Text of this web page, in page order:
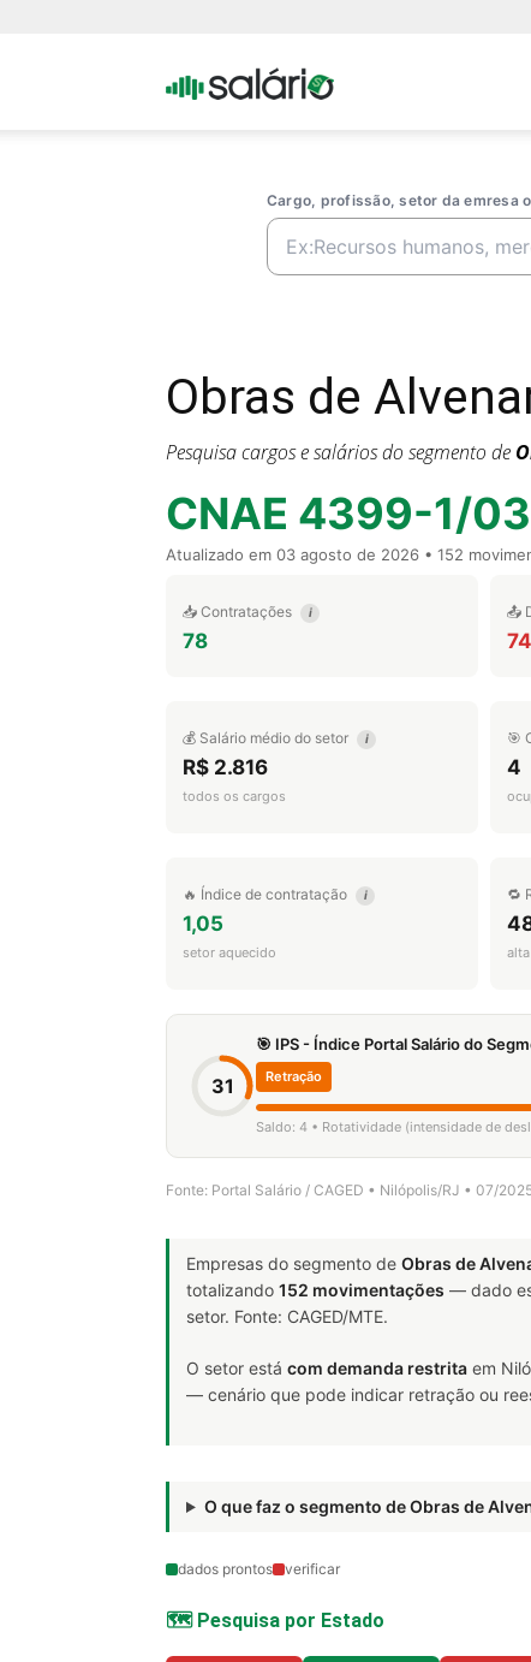
Portal
Cargo, profissão, setor da emresa
Obras de
Pesquisa cargos e salários do segmento de
CNAE 4399-1/03
Atualizado em 03 agosto de 2026 • 152
📥 Contratações i
78
📤
74
💰 Salário médio do setor i
R$ 2.816
todos os cargos
🎯
4
🔥 Índice de contratação i
1,05
setor aquecido
🔁
31
🎯 IPS - Índice Portal Salário do
Retração
Saldo: 4 • Rotatividade (intensidade de
Fonte: Portal Salário / CAGED • Nilópolis/RJ • 07/
Empresas do segmento de Obras de
totalizando 152 movimentações — dado
setor. Fonte: CAGED/MTE.
O setor está com demanda restrita em
— cenário que pode indicar retração ou
O que faz o segmento de Obras de
dados prontos verificar
🗺️ Pesquisa por Estado